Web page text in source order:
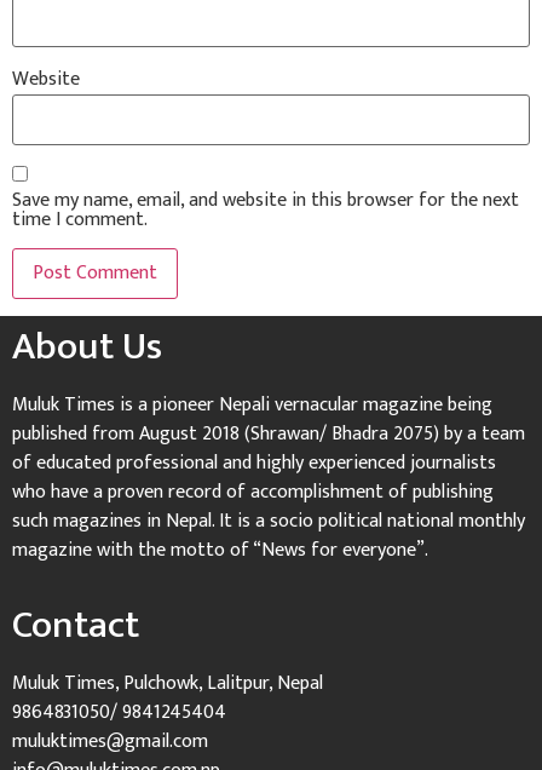
Website
Save my name, email, and website in this browser for the next
time I comment.
About Us
Muluk Times is a pioneer Nepali vernacular magazine being
published from August 2018 (Shrawan/ Bhadra 2075) by a team
of educated professional and highly experienced journalists
who have a proven record of accomplishment of publishing
such magazines in Nepal. It is a socio political national monthly
magazine with the motto of “News for everyone”.
Contact
Muluk Times, Pulchowk, Lalitpur, Nepal
9864831050/ 9841245404
muluktimes@gmail.com